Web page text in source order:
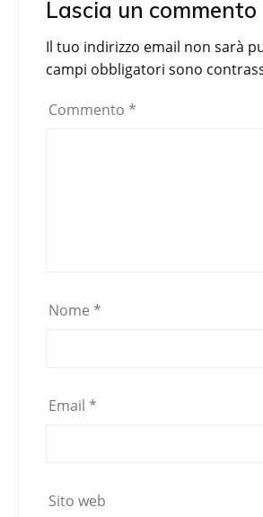
Lascia un commento
Il tuo indirizzo email non sarà
campi obbligatori sono
Commento *
Nome *
Email *
Sito web